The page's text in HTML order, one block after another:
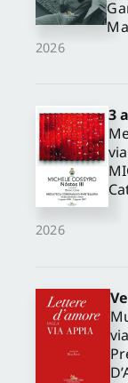
2026
2026
3